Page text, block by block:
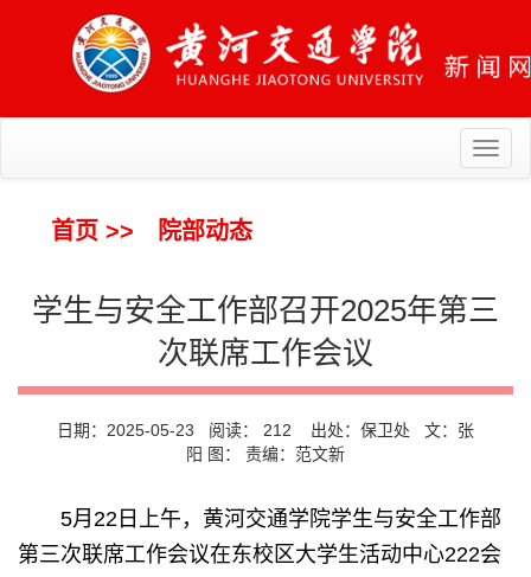
首页 >> 院部动态
学生与安全工作部召开2025年第三
次联席工作会议
日期：2025-05-23 阅读： 212 出处：保卫处 文：张
阳 图： 责编：范文新
5月22日上午，黄河交通学院学生与安全工作部
第三次联席工作会议在东校区大学生活动中心222会